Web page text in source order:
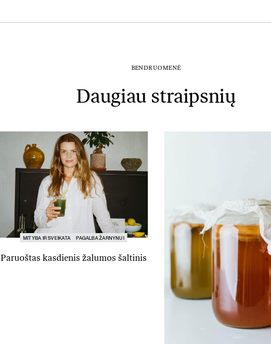
BENDRUOMENĖ
Daugiau straipsnių
MITYBA IR SVEIKATA PAGALBA ŽARNYNUI
Paruoštas kasdienis žalumos šaltinis